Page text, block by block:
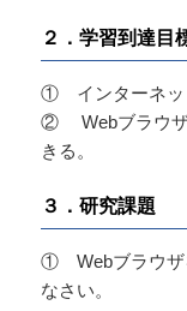
２．学習到達目
① インターネッ
② Webブラウザ
きる。
３．研究課題
① Webブラウザ
なさい。